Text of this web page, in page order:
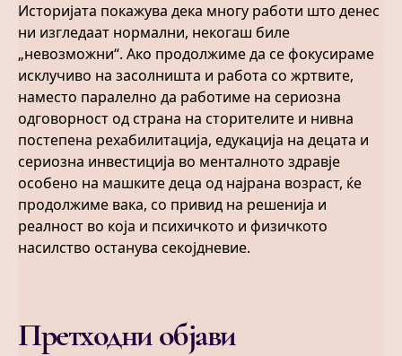
Историјата покажува дека многу работи што денес
ни изгледаат нормални, некогаш биле
„невозможни“. Ако продолжиме да се фокусираме
исклучиво на засолништа и работа со жртвите,
наместо паралелно да работиме на сериозна
одговорност од страна на сторителите и нивна
постепена рехабилитација, едукација на децата и
сериозна инвестиција во менталното здравје
особено на машките деца од најрана возраст, ќе
продолжиме вака, со привид на решенија и
реалност во која и психичкото и физичкото
насилство останува секојдневие.
Претходни објави